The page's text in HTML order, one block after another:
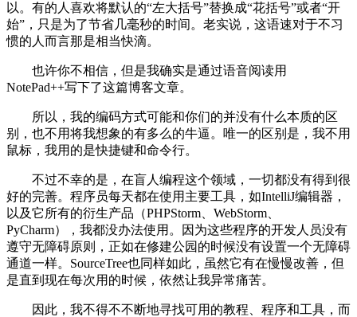
以。有的人喜欢将默认的“左大括号”替换成“花括号”或者“开
始”，只是为了节省几毫秒的时间。老实说，这语速对于不习
惯的人而言那是相当快滴。
也许你不相信，但是我确实是通过语音阅读用
NotePad++写下了这篇博客文章。
所以，我的编码方式可能和你们的并没有什么本质的区
别，也不用将我想象的有多么的牛逼。唯一的区别是，我不用
鼠标，我用的是快捷键和命令行。
不过不幸的是，在盲人编程这个领域，一切都没有得到很
好的完善。程序员每天都在使用主要工具，如IntelliJ编辑器，
以及它所有的衍生产品（PHPStorm、WebStorm、
PyCharm），我都没办法使用。因为这些程序的开发人员没有
遵守无障碍原则，正如在修建公园的时候没有设置一个无障碍
通道一样。SourceTree也同样如此，虽然它有在慢慢改善，但
是直到现在每次用的时候，依然让我异常痛苦。
因此，我不得不不断地寻找可用的教程、程序和工具，而